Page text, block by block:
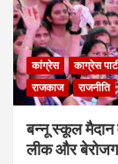
कांग्रेस काग्रेस
राजकाज
राजनीति
बन्नू स्कूल मैदान
लीक और